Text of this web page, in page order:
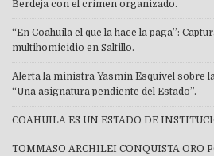
Berdeja con el crimen organizado.
“En Coahuila el que la hace la paga”:
multihomicidio en Saltillo.
Alerta la ministra Yasmín Esquivel sobre
“Una asignatura pendiente del Estado”.
COAHUILA ES UN ESTADO DE
TOMMASO ARCHILEI CONQUISTA ORO